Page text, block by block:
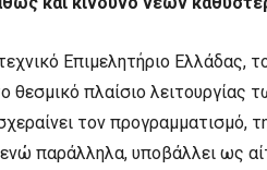
Επιμελητήριο Ελλάδας,
θεσμικό πλαίσιο
τον προγραμματισμό,
παράλληλα, υποβάλλει ως